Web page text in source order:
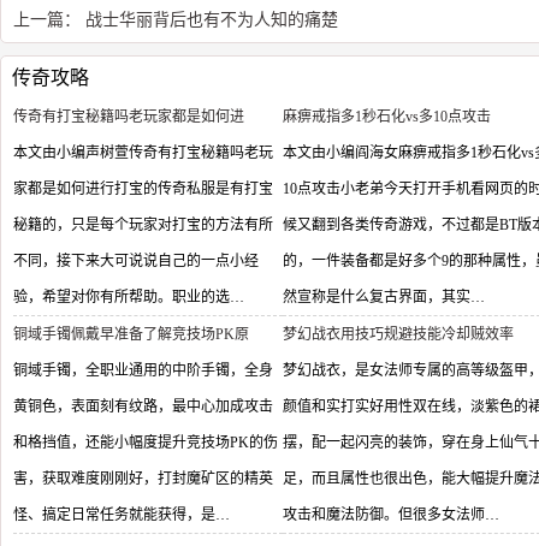
上一篇： 战士华丽背后也有不为人知的痛楚
传奇攻略
传奇有打宝秘籍吗老玩家都是如何进
本文由小编声树萱传奇有打宝秘籍吗老玩
家都是如何进行打宝的传奇私服是有打宝
秘籍的，只是每个玩家对打宝的方法有所
不同，接下来大可说说自己的一点小经
验，希望对你有所帮助。职业的选…
麻痹戒指多1秒石化vs多10点攻击
本文由小编阎海女麻痹戒指多1秒石化vs
10点攻击小老弟今天打开手机看网页的
候又翻到各类传奇游戏，不过都是BT版
的，一件装备都是好多个9的那种属性，
然宣称是什么复古界面，其实…
铜域手镯佩戴早准备了解竞技场PK原
铜域手镯，全职业通用的中阶手镯，全身
黄铜色，表面刻有纹路，最中心加成攻击
和格挡值，还能小幅度提升竞技场PK的伤
害，获取难度刚刚好，打封魔矿区的精英
怪、搞定日常任务就能获得，是…
梦幻战衣用技巧规避技能冷却贼效率
梦幻战衣，是女法师专属的高等级盔甲
颜值和实打实好用性双在线，淡紫色的
摆，配一起闪亮的装饰，穿在身上仙气
足，而且属性也很出色，能大幅提升魔
攻击和魔法防御。但很多女法师…